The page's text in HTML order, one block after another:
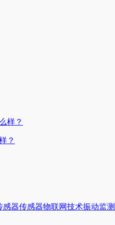
？
感器传感器物联网技术振动监测